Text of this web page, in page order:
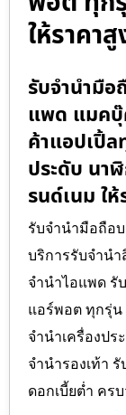
ให้ราคาสู
รับจำนำมือ
แพด แมคบุ๊
ค้าแอปเปิ้ล
ประดับ นา
รนด์เนม ให้
รับจำนำมือถือ
บริการรับจำน
จำนำไอแพด รั
แอร์พอต ทุกรุ่น
จำนำเครื่องปร
จำนำรองเท้า
ดอกเบี้ยต่ำ ครบ